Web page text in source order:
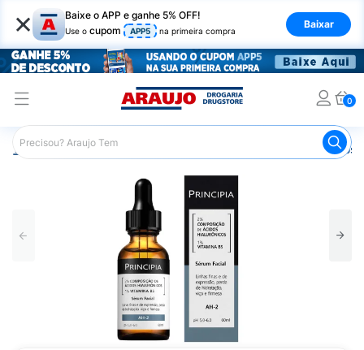
× Baixe o APP e ganhe 5% OFF!
Use o cupom APP5 na primeira compra
Baixar
0
Araujo Dermocosméticos Dermocosméticos para o